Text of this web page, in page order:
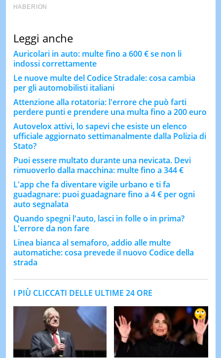
Leggi anche
Auricolari in auto: multe fino a 600 € se non li
indossi correttamente
Le nuove multe del Codice Stradale: cosa cambia
per gli automobilisti italiani
Attenzione alla rotatoria: l'errore che può farti
perdere punti e prendere una multa fino a 200 euro
Autovelox attivi, lo sapevi che esiste un elenco
ufficiale aggiornato settimanalmente dalla Polizia di
Stato?
Puoi essere multato durante una nevicata. Devi
rimuoverlo dalla macchina: multe fino a 344 €
L'app che fa diventare vigile urbano e ti fa
guadagnare: puoi guadagnare fino a 4 € per ogni
auto segnalata
Quando spegni l'auto, lasci in folle o in prima?
L'errore da non fare
Linea bianca al semaforo, addio alle multe
automatiche: cosa prevede il nuovo Codice della
strada
I PIÙ CLICCATI DELLE ULTIME 24 ORE